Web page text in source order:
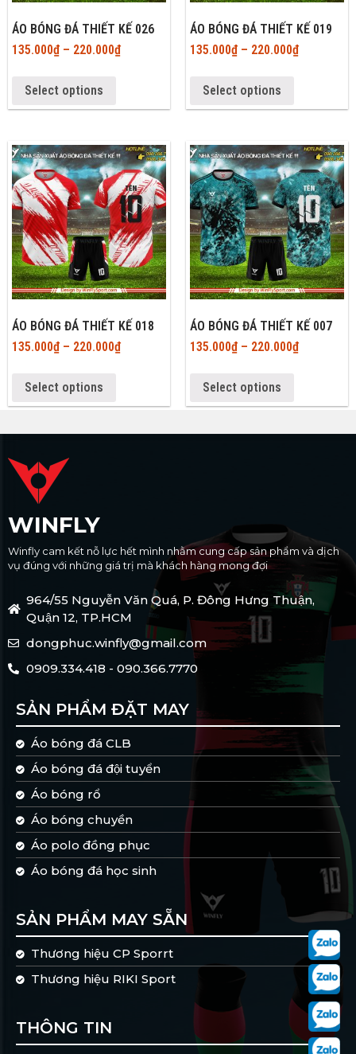
ÁO BÓNG ĐÁ THIẾT KẾ 026
135.000₫– 220.000₫
Select options
ÁO BÓNG ĐÁ THIẾT KẾ 019
135.000₫– 220.000₫
Select options
ÁO BÓNG ĐÁ THIẾT KẾ 018
135.000₫– 220.000₫
Select options
ÁO BÓNG ĐÁ THIẾT KẾ 007
135.000₫– 220.000₫
Select options
WINFLY
Winfly cam kết nỗ lực hết mình nhằm cung cấp sản phẩm và dịch
vụ đúng với những giá trị mà khách hàng mong đợi
964/55 Nguyễn Văn Quá, P. Đông Hưng Thuận,
Quận 12, TP.HCM
dongphuc.winfly@gmail.com
0909.334.418 - 090.366.7770
SẢN PHẨM ĐẶT MAY
Áo bóng đá CLB
Áo bóng đá đội tuyển
Áo bóng rổ
Áo bóng chuyền
Áo polo đồng phục
Áo bóng đá học sinh
SẢN PHẨM MAY SẴN
Thương hiệu CP Sporrt
Thương hiệu RIKI Sport
THÔNG TIN